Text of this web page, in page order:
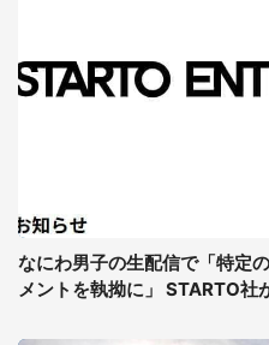
なにわ男子の生配信で「特定
メントを執拗に」 STARTO社